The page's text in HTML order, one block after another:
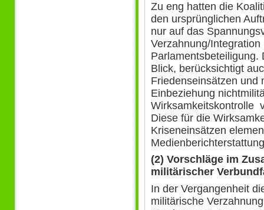
Zu eng hatten die
den ursprünglichen
nur auf das
Verzahnung/
Parlamentsbeteiligung.
Blick, berücksichtigt
Friedenseinsätzen und
Einbeziehung
Wirksamkeitskontrolle
Diese für die
Kriseneinsätzen
(2) Vorschläge im
militärischer
In der Vergangenheit
militärische